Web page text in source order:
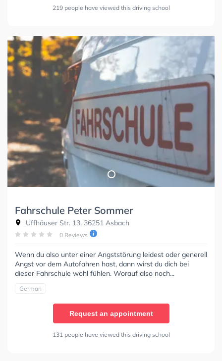
219 people have viewed this driving school
Fahrschule Peter Sommer
Uffhäuser Str. 13, 36251 Asbach
0 Reviews
Wenn du also unter einer Angststörung leidest oder generell
Angst vor dem Autofahren hast, dann wirst du dich bei
dieser Fahrschule wohl fühlen. Worauf also noch...
German
Request an appointment
131 people have viewed this driving school